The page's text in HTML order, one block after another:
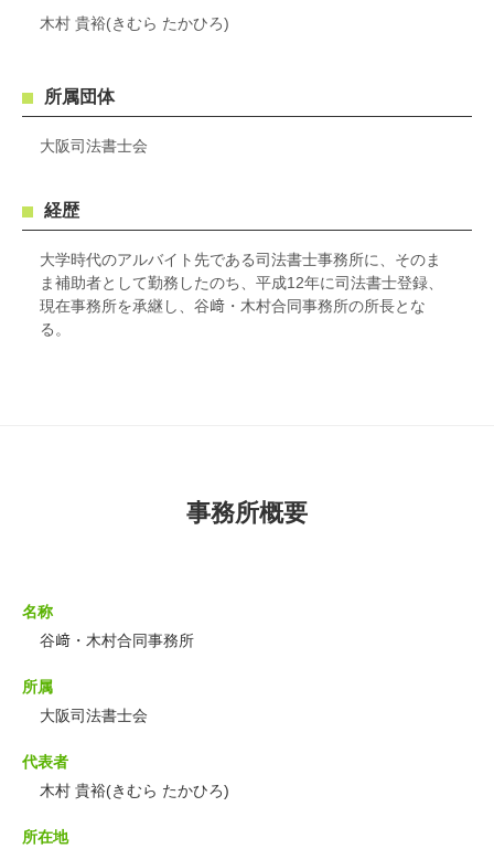
木村 貴裕(きむら たかひろ)
所属団体
大阪司法書士会
経歴
大学時代のアルバイト先である司法書士事務所に、そのま
ま補助者として勤務したのち、平成12年に司法書士登録、
現在事務所を承継し、谷﨑・木村合同事務所の所長とな
る。
事務所概要
名称
谷﨑・木村合同事務所
所属
大阪司法書士会
代表者
木村 貴裕(きむら たかひろ)
所在地